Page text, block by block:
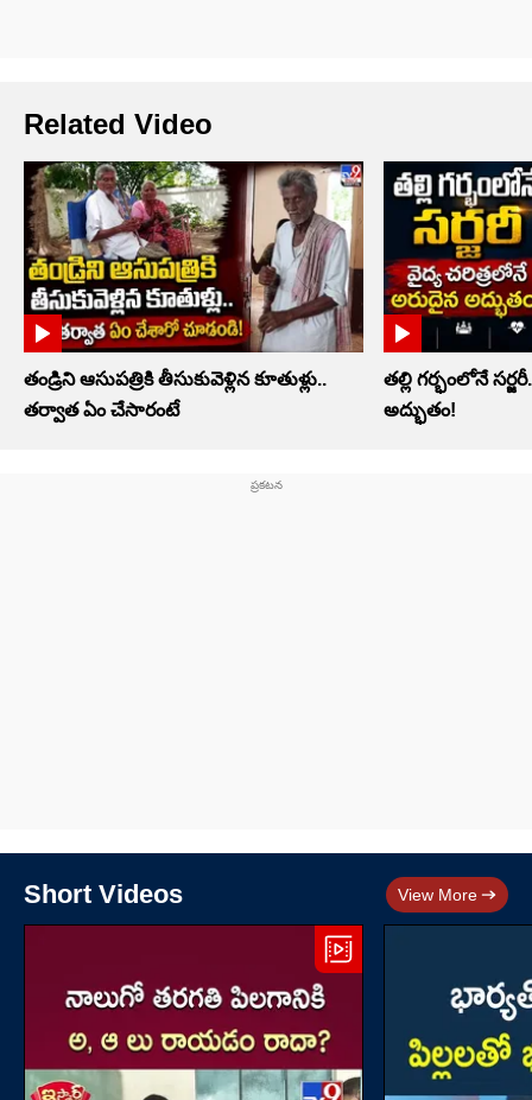
Related Video
తండ్రిని ఆసుపత్రికి తీసుకువెళ్లిన కూతుళ్లు..
తర్వాత ఏం చేసారంటే
తల్లి గర్భంలోనే
అద్భుతం!
Short Videos View More